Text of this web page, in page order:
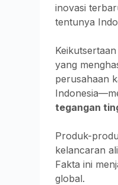
inovasi
tentunya
yang
perusahaan
tegangan
Produk-
kelancaran
Fakta ini
global.